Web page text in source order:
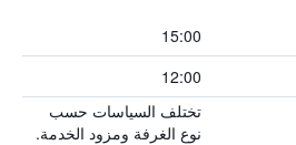
15:00
12:00
تختلف السياسات حسب
نوع الغرفة ومزود الخدمة.